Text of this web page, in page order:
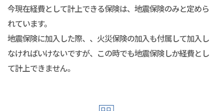
今現在経費として計上できる保険は、地震保険のみと定めら
れています。
地震保険に加入した際、、火災保険の加入も付属して加入し
なければいけないですが、この時でも地震保険しか経費とし
て計上できません。